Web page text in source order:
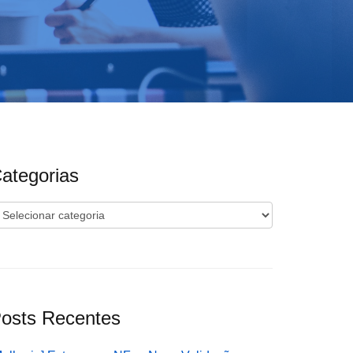
Recentes